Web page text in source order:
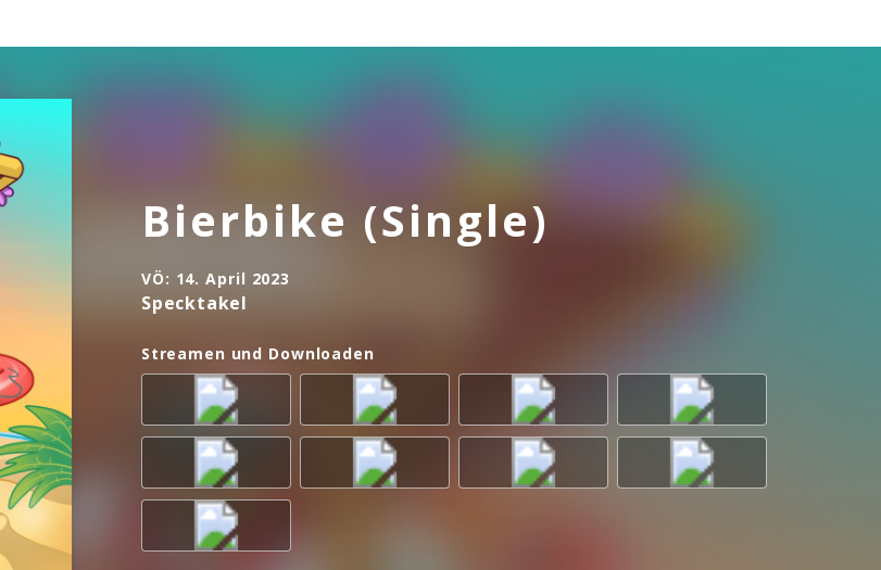
Mia Julia, Frenzy oder Sabbotage lassen Specktakel nun
aus Partyschlager und Hardstyle nach allen Regeln der
Bierbike (Single)
VÖ: 14. April 2023
Specktakel
Streamen und Downloaden